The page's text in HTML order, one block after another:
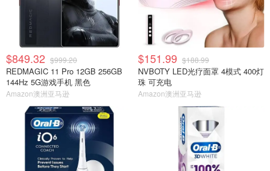
$849.32 $999.20
REDMAGIC 11 Pro 12GB 256GB
144Hz 5G游戏手机 黑色
Amazon澳洲亚马逊
$151.99 $188.99
NVBOTY LED光疗面罩 4模式 400灯
珠 可充电
Amazon澳洲亚马逊